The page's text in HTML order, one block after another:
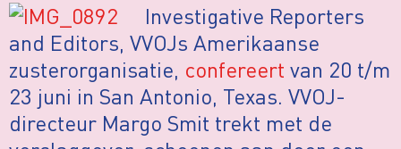
Investigative Reporters
and Editors, VVOJs Amerikaanse
zusterorganisatie, confereert van 20 t/m
23 juni in San Antonio, Texas. VVOJ-
directeur Margo Smit trekt met de